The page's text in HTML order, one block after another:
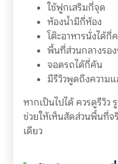
ใช้ฟูกเสริมกี่จุด
ห้องน้ำมีกี่ห้อง
โต๊ะอาหารนั่งได้กี่
พื้นที่ส่วนกลางรอ
จอดรถได้กี่คัน
มีรีวิวพูดถึงความ
หากเป็นไปได้ ควรดูรีวิว
ช่วยให้เห็นสัดส่วนพื้นที่จ
เดียว